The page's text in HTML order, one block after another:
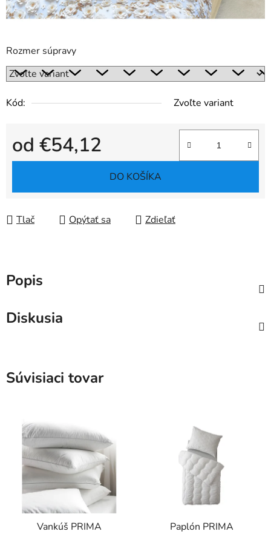
Rozmer súpravy
Kód: Zvoľte variant
od €54,12
Jednotková cena:
DO KOŠÍKA
Tlač Opýtať sa Zdieľať
Popis
Diskusia
Súvisiaci tovar
Vankúš PRIMA Paplón PRIMA